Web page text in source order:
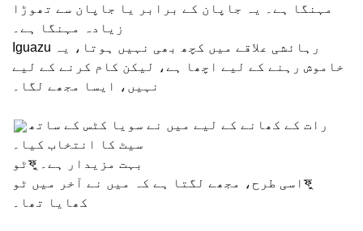
مہنگا ہے۔ یہ جاپان کے برابر یا جاپان سے تھوڑا
زیادہ مہنگا ہے۔
Iguazu رہائشی علاقے میں کچھ بھی نہیں ہوتا، یہ
خاموش رہنے کے لیے اچھا ہے، لیکن کام کرنے کے لیے
نہیں، ایسا مجھے لگا۔
رات کے کھانے کے لیے میں نے سویا کٹس کے ساتھ
سیٹ کا انتخاب کیا۔
ٹوফু بہت مزیدار ہے۔
اسی طرح، مجھے لگتا ہے کہ میں نے آخر میں ٹوফু
کھایا تھا۔